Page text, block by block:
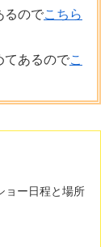
るのでこちら
てあるのでこ
ョー日程と場所